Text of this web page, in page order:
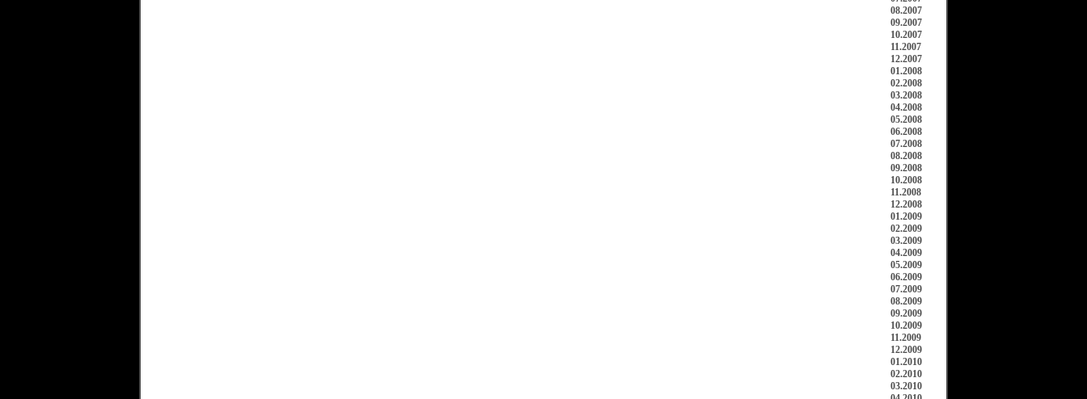
08.2007
09.2007
10.2007
11.2007
12.2007
01.2008
02.2008
03.2008
04.2008
05.2008
06.2008
07.2008
08.2008
09.2008
10.2008
11.2008
12.2008
01.2009
02.2009
03.2009
04.2009
05.2009
06.2009
07.2009
08.2009
09.2009
10.2009
11.2009
12.2009
01.2010
02.2010
03.2010